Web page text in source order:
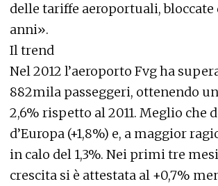
delle tariffe aeroportuali, bloccate
anni».
Il trend
Nel 2012 l’aeroporto Fvg ha
882mila passeggeri, ottenendo
2,6% rispetto al 2011. Meglio che
d’Europa (+1,8%) e, a maggior
in calo del 1,3%. Nei primi tre
crescita si è attestata al +0,7%